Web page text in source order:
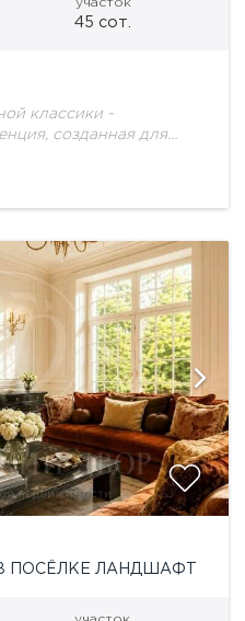
участок
45 сот.
классики -
созданная для
ПОСЁЛКЕ ЛАНДШАФТ